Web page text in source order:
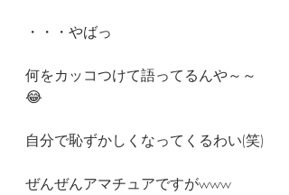
・・・やばっ
何をカッコつけて語ってるんや～～
😂
自分で恥ずかしくなってくるわい(笑)
ぜんぜんアマチュアですがwww